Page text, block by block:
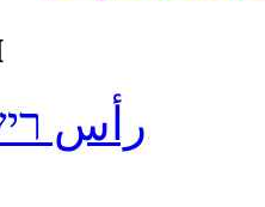
رأس